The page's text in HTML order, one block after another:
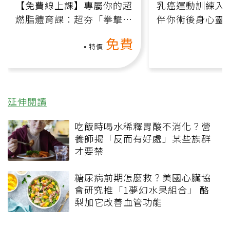
【免費線上課】專屬你的超
燃脂體育課：超夯「拳擊有
特價 免費
乳癌運動訓練入
伴你術後身心靈
延伸閱讀
吃飯時喝水稀釋胃酸不消化？營
養師揭「反而有好處」某些族群
才要禁
糖尿病前期怎麼救？美國心臟協
會研究推「1夢幻水果組合」 酪
梨加它改善血管功能